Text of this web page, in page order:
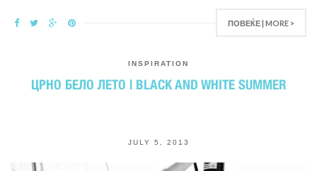
ПОВЕЌЕ | MORE >
INSPIRATION
ЦРНО БЕЛО ЛЕТО | BLACK AND WHITE SUMMER
JULY 5, 2013